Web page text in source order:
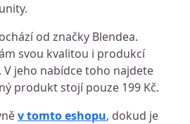
od značky Blendea.
svou kvalitou i produkcí
jeho nabídce toho najdete
produkt stojí pouze 199 Kč.
v tomto eshopu, dokud je